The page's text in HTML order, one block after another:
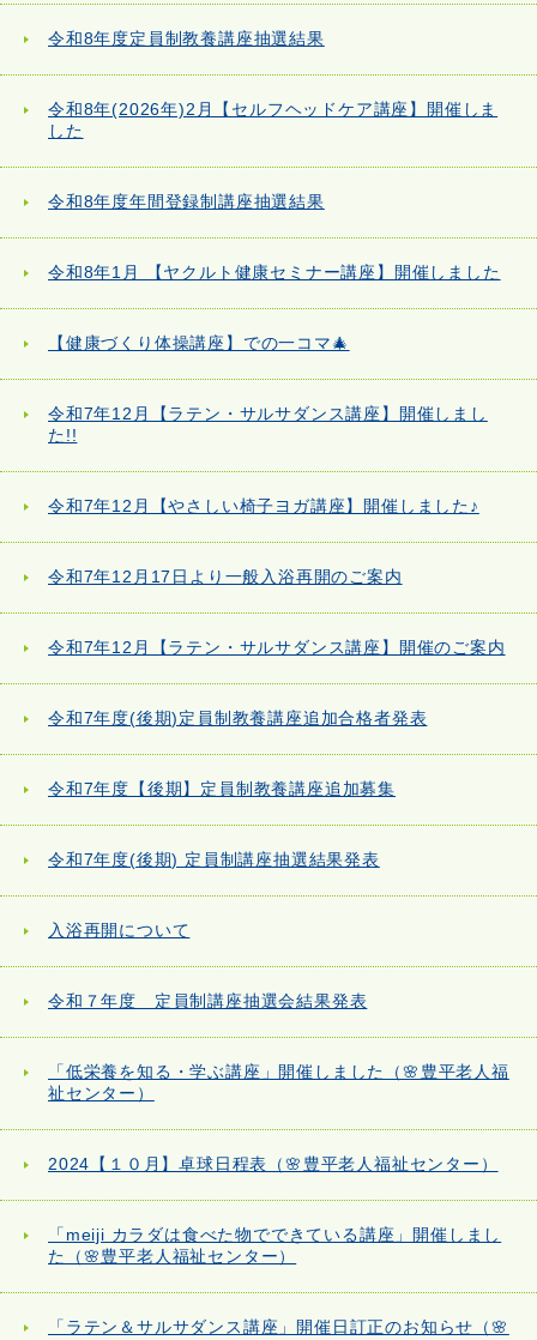
令和8年度定員制教養講座抽選結果
令和8年(2026年)2月【セルフヘッドケア講座】開催しま
した
令和8年度年間登録制講座抽選結果
令和8年1月 【ヤクルト健康セミナー講座】開催しました
【健康づくり体操講座】での一コマ🎄
令和7年12月【ラテン・サルサダンス講座】開催しまし
た!!
令和7年12月【やさしい椅子ヨガ講座】開催しました♪
令和7年12月17日より一般入浴再開のご案内
令和7年12月【ラテン・サルサダンス講座】開催のご案内
令和7年度(後期)定員制教養講座追加合格者発表
令和7年度【後期】定員制教養講座追加募集
令和7年度(後期) 定員制講座抽選結果発表
入浴再開について
令和７年度 定員制講座抽選会結果発表
「低栄養を知る・学ぶ講座」開催しました（🌸豊平老人福
祉センター）
2024【１０月】卓球日程表（🌸豊平老人福祉センター）
「meiji カラダは食べた物でできている講座」開催しまし
た（🌸豊平老人福祉センター）
「ラテン＆サルサダンス講座」開催日訂正のお知らせ（🌸